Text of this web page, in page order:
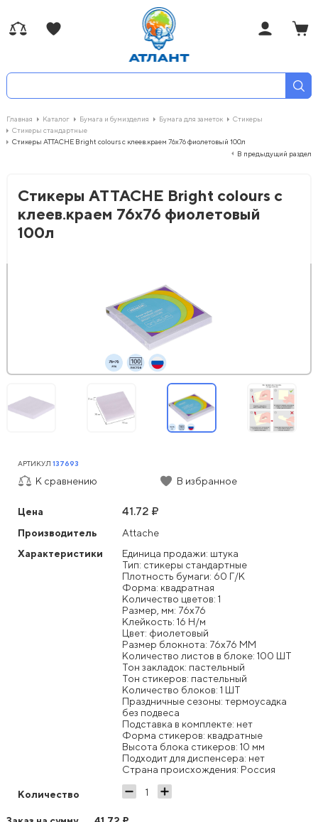
Главная Каталог Бумага и бумизделия Бумага для заметок
Стикеры
Стикеры стандартные
Стикеры ATTACHE Bright colours с клеев.краем 76х76 фиолетовый 100л
В предыдущий раздел
Стикеры ATTACHE Bright colours с
клеев.краем 76х76 фиолетовый
100л
Цена 41.72 ₽
Производитель
Attache
Характеристики
Единица продажи: штука
Тип: стикеры стандартные
Плотность бумаги: 60 Г/К
Форма: квадратная
Количество цветов: 1
Размер, мм: 76x76
Клейкость: 16 Н/м
Цвет: фиолетовый
Размер блокнота: 76x76 ММ
Количество листов в блоке: 100 ШТ
Тон закладок: пастельный
Тон стикеров: пастельный
Количество блоков: 1 ШТ
Праздничные сезоны: термоусадка
без подвеса
Подставка в комплекте: нет
Форма стикеров: квадратные
Высота блока стикеров: 10 мм
Подходит для диспенсера: нет
Страна происхождения: Россия
Количество
АРТИКУЛ 137693
К сравнению В избранное